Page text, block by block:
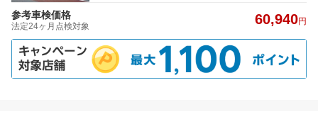
参考車検価格
法定24ヶ月点検対象 60,940円